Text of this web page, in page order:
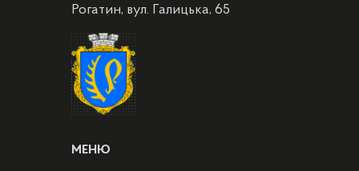
Рогатин, вул. Галицька, 65
МЕНЮ